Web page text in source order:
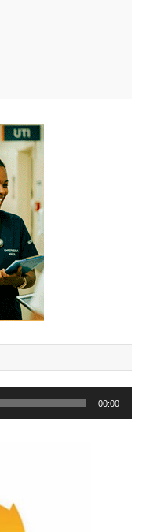
00:00